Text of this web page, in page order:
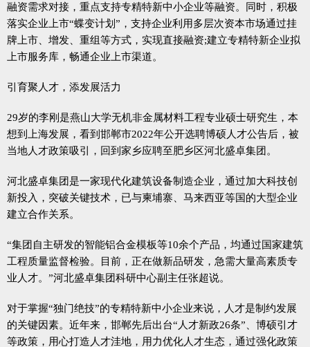
融资需求对接，重点支持专精特新中小企业等融资。同时，积极
落实企业上市“蝶变计划”，支持企业利用多层次资本市场通过挂
牌上市、增发、重组等方式，实现直接融资;建立专精特新企业拟
上市服务库，畅通企业上市渠道。
引育聚人才，添发展活力
29岁的李刚是燕山大学无机非金属材料工程专业硕士研究生，本
想到上海发展，看到邯郸市2022年公开选聘博硕人才公告后，被
当地人才政策吸引，回到家乡应聘至肥乡区河北盛卓集团。
河北盛卓集团是一家现代化建筑设备制造企业，通过加大科技创
新投入，突破关键技术，已与柬埔寨、马来西亚等国的大型企业
建立合作关系。
“集团自主研发的智能铝合金模板等10余个产品，均通过国家建筑
工程质量监督检验。目前，正在做新品研发，急需大量高素质专
业人才。”河北盛卓集团科研中心副主任张超说。
对于掌握“独门绝技”的专精特新中小企业来说，人才是制约发展
的关键因素。近年来，邯郸先后出台“人才新政26条”、博硕引才
等政策，用心打造人才洼地，用力优化人才生态，通过强化政策